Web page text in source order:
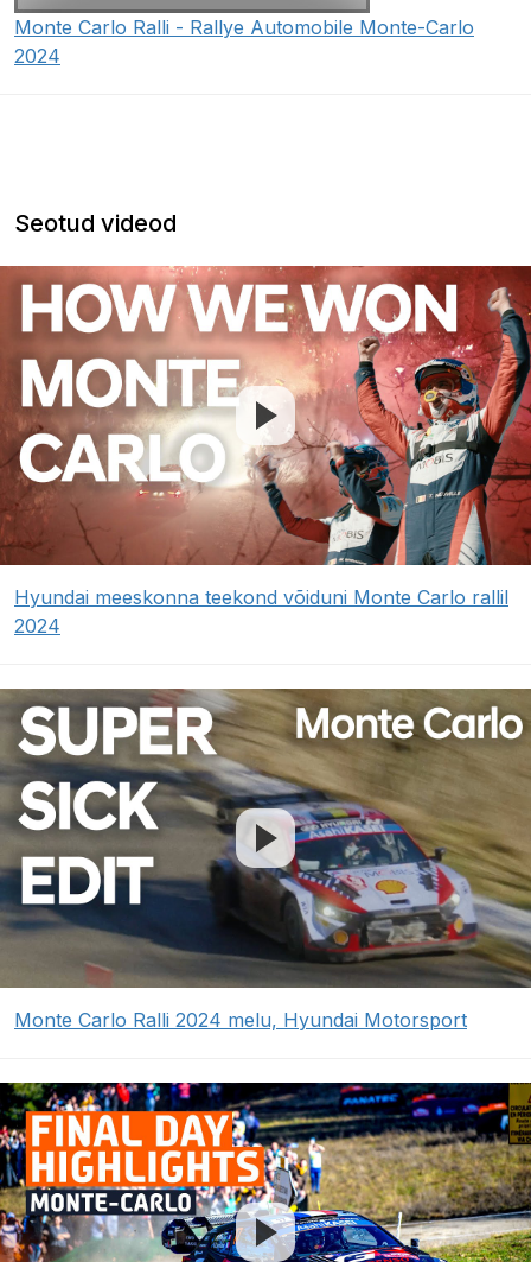
Monte Carlo Ralli - Rallye Automobile Monte-Carlo
2024
Seotud videod
Hyundai meeskonna teekond võiduni Monte Carlo rallil
2024
Monte Carlo Ralli 2024 melu, Hyundai Motorsport